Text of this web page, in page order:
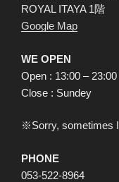
ROYAL ITAYA 1階
Google Map
WE OPEN
Open : 13:00 – 23:00
Close : Sundey
※Sorry, sometimes
PHONE
053-522-8964